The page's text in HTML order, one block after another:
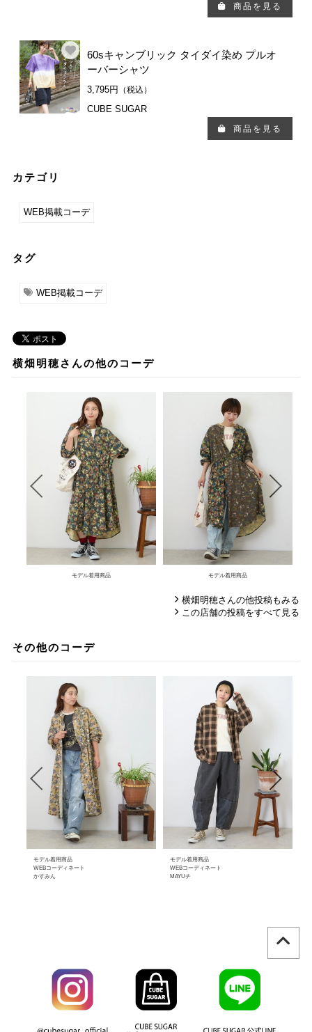
商品を見る
60sキャンブリック タイダイ染め プルオ
ーバーシャツ
3,795円 （税込）
CUBE SUGAR
商品を見る
カテゴリ
WEB掲載コーデ
タグ
WEB掲載コーデ
横畑明穂さんの他のコーデ
モデル着用商品 モデル着用商品
横畑明穂さんの他投稿もみる
この店舗の投稿をすべて見る
その他のコーデ
モデル着用商品
WEBコーディネート
かすみん
モデル着用商品
WEBコーディネート
MAYUチ